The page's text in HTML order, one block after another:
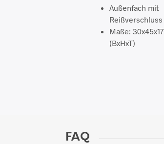
Außenfach mit
Reißverschluss
Maße: 30x45x17
(BxHxT)
FAQ